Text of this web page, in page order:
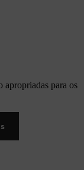
apropriadas para os